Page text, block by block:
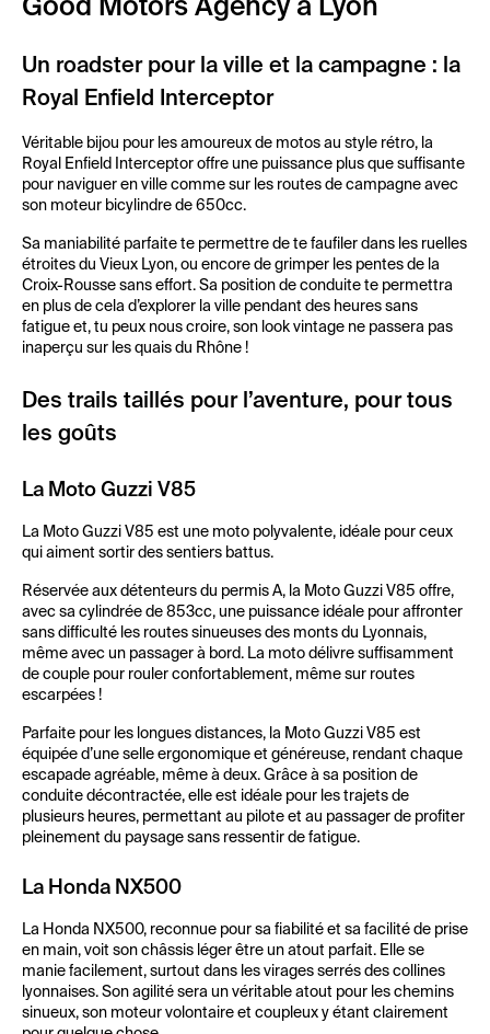
Good Motors Agency à Lyon
Un roadster pour la ville et la campagne : la
Royal Enfield Interceptor
Véritable bijou pour les amoureux de motos au style rétro, la
Royal Enfield Interceptor offre une puissance plus que suffisante
pour naviguer en ville comme sur les routes de campagne avec
son moteur bicylindre de 650cc.
Sa maniabilité parfaite te permettre de te faufiler dans les ruelles
étroites du Vieux Lyon, ou encore de grimper les pentes de la
Croix-Rousse sans effort. Sa position de conduite te permettra
en plus de cela d’explorer la ville pendant des heures sans
fatigue et, tu peux nous croire, son look vintage ne passera pas
inaperçu sur les quais du Rhône !
Des trails taillés pour l’aventure, pour tous
les goûts
La Moto Guzzi V85
La Moto Guzzi V85 est une moto polyvalente, idéale pour ceux
qui aiment sortir des sentiers battus.
Réservée aux détenteurs du permis A, la Moto Guzzi V85 offre,
avec sa cylindrée de 853cc, une puissance idéale pour affronter
sans difficulté les routes sinueuses des monts du Lyonnais,
même avec un passager à bord. La moto délivre suffisamment
de couple pour rouler confortablement, même sur routes
escarpées !
Parfaite pour les longues distances, la Moto Guzzi V85 est
équipée d’une selle ergonomique et généreuse, rendant chaque
escapade agréable, même à deux. Grâce à sa position de
conduite décontractée, elle est idéale pour les trajets de
plusieurs heures, permettant au pilote et au passager de profiter
pleinement du paysage sans ressentir de fatigue.
La Honda NX500
La Honda NX500, reconnue pour sa fiabilité et sa facilité de prise
en main, voit son châssis léger être un atout parfait. Elle se
manie facilement, surtout dans les virages serrés des collines
lyonnaises. Son agilité sera un véritable atout pour les chemins
sinueux, son moteur volontaire et coupleux y étant clairement